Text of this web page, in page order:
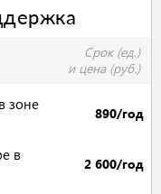
Срок (ед.)
и цена (руб.)
зоне
890/год
в
2 600/год